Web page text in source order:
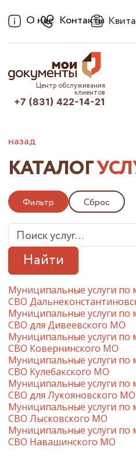
О нас Контакты
Центр обслуживания
клиентов
+7 (831) 422-14-21
назад
КАТАЛОГ
Фильтр Сброс
Найти
Муниципальные услуги по
СВО
Муниципальные услуги по
СВО для Дивеевского МО
Муниципальные услуги по
СВО Ковернинского МО
Муниципальные услуги по
СВО Кулебакского МО
Муниципальные услуги по
СВО для Лукояновского МО
Муниципальные услуги по
СВО Лысковского МО
Муниципальные услуги по
СВО Навашинского МО